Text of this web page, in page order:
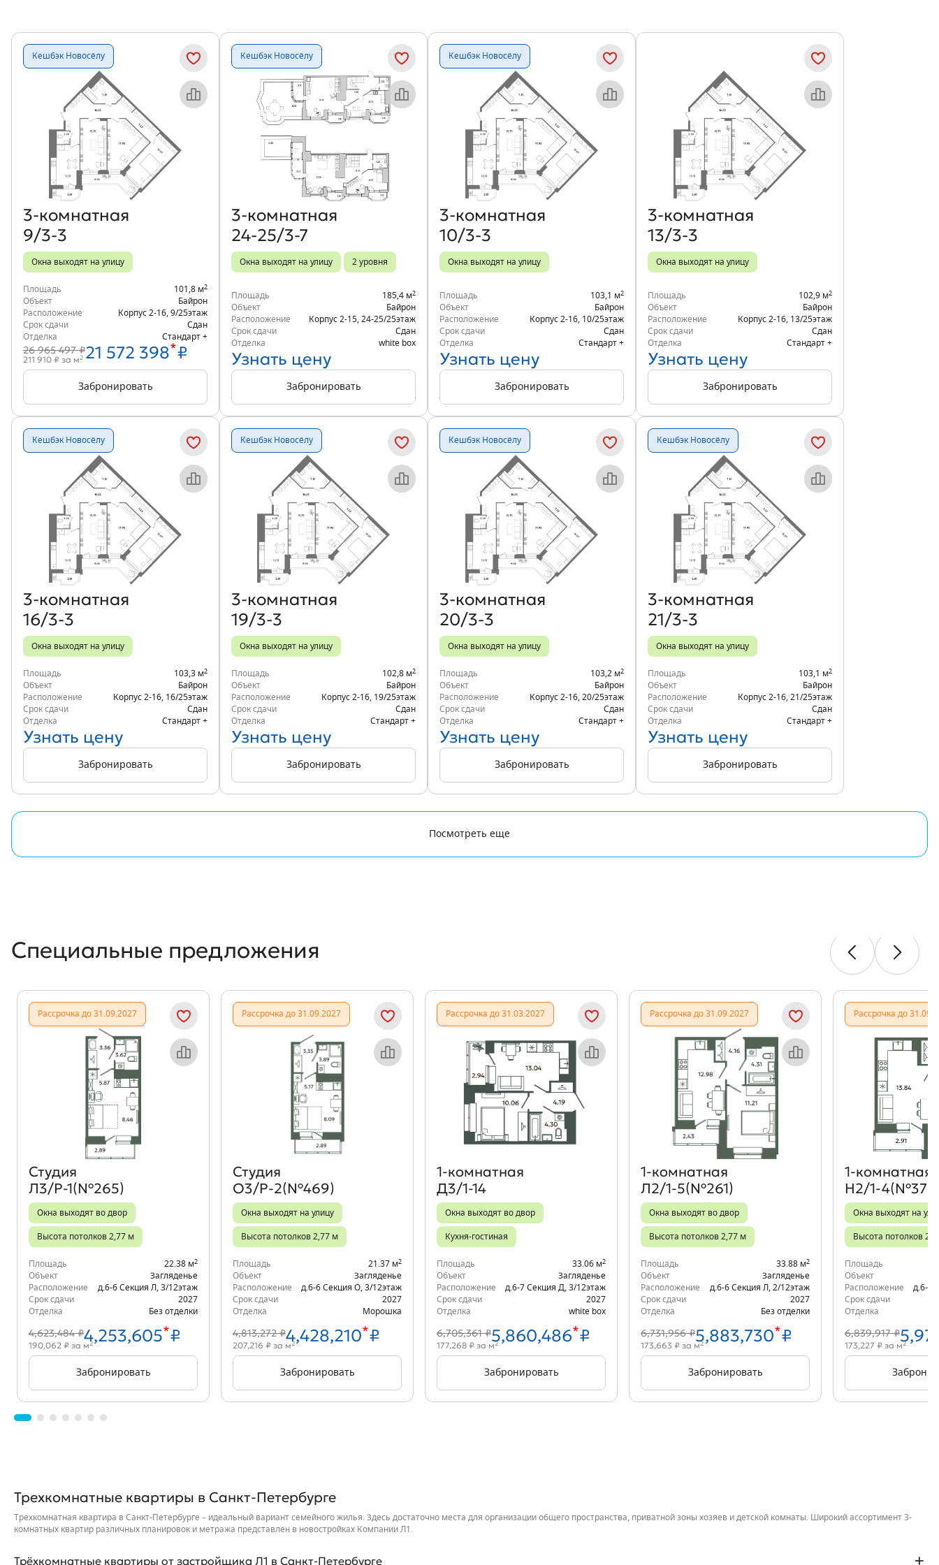
Кешбэк Новосёлу
Объект месяца
3‑комнатная
9/3-3
Окна выходят на улицу
Площадь 101,8 м2
Объект
Байрон
Расположение
Корпус 2-16 9/25этаж
Срок сдачи
Сдан
Отделка
Стандарт +
26 965 497 ₽21 572 398*₽
211 910 ₽ за м2
Забронировать
Кешбэк Новосёлу
3‑комнатная
24-25/3-7
Окна выходят на улицу 2 уровня
Площадь 185,4 м2
Объект
Байрон
Расположение
Корпус 2-15 24-25/25этаж
Срок сдачи
Сдан
Отделка
white box
Узнать цену
Забронировать
Кешбэк Новосёлу
Объект месяца
3‑комнатная
10/3-3
Окна выходят на улицу
Площадь 103,1 м2
Объект
Байрон
Расположение
Корпус 2-16 10/25этаж
Срок сдачи
Сдан
Отделка
Стандарт +
Узнать цену
Забронировать
Объект месяца
3‑комнатная
13/3-3
Окна выходят на улицу
Площадь 102,9 м2
Объект
Байрон
Расположение
Корпус 2-16 13/25этаж
Срок сдачи
Сдан
Отделка
Стандарт +
Узнать цену
Забронировать
Кешбэк Новосёлу
Объект месяца
3‑комнатная
16/3-3
Окна выходят на улицу
Площадь 103,3 м2
Объект
Байрон
Расположение
Корпус 2-16 16/25этаж
Срок сдачи
Сдан
Отделка
Стандарт +
Узнать цену
Забронировать
Кешбэк Новосёлу
Объект месяца
3‑комнатная
19/3-3
Окна выходят на улицу
Площадь 102,8 м2
Объект
Байрон
Расположение
Корпус 2-16 19/25этаж
Срок сдачи
Сдан
Отделка
Стандарт +
Узнать цену
Забронировать
Кешбэк Новосёлу
Объект месяца
3‑комнатная
20/3-3
Окна выходят на улицу
Площадь 103,2 м2
Объект
Байрон
Расположение
Корпус 2-16 20/25этаж
Срок сдачи
Сдан
Отделка
Стандарт +
Узнать цену
Забронировать
Кешбэк Новосёлу
Объект месяца
3‑комнатная
21/3-3
Окна выходят на улицу
Площадь 103,1 м2
Объект
Байрон
Расположение
Корпус 2-16 21/25этаж
Срок сдачи
Сдан
Отделка
Стандарт +
Узнать цену
Забронировать
Посмотреть еще
Специальные предложения
Рассрочка до 31.09.2027
Объект месяца
Студия
Л3/Р-1(№265)
Окна выходят во двор
Высота потолков 2,77 м
Площадь 22.38 м2
Объект
Загляденье
Расположение
д.6-6 Секция Л 3/12этаж
Срок сдачи
2027
Отделка
Без отделки
4,623,484 ₽4,253,605*₽
190,062 ₽ за м2
Забронировать
Рассрочка до 31.09.2027
Объект месяца
Студия
О3/Р-2(№469)
Окна выходят на улицу
Высота потолков 2,77 м
Площадь 21.37 м2
Объект
Загляденье
Расположение
д.6-6 Секция О 3/12этаж
Срок сдачи
2027
Отделка
Морошка
4,813,272 ₽4,428,210*₽
207,216 ₽ за м2
Забронировать
Рассрочка до 31.03.2027
Объект месяца
1‑комнатная
Д3/1-14
Окна выходят во двор
Кухня-гостиная
Площадь 33.06 м2
Объект
Загляденье
Расположение
д.6-7 Секция Д 3/12этаж
Срок сдачи
2027
Отделка
white box
6,705,361 ₽5,860,486*₽
177,268 ₽ за м2
Забронировать
Рассрочка до 31.09.2027
Объект месяца
1‑комнатная
Л2/1-5(№261)
Окна выходят во двор
Высота потолков 2,77 м
Площадь 33.88 м2
Объект
Загляденье
Расположение
д.6-6 Секция Л 2/12этаж
Срок сдачи
2027
Отделка
Без отделки
6,731,956 ₽5,883,730*₽
173,663 ₽ за м2
Забронировать
Рассрочка до
1‑комнатная
Н2/1-
Окна выходят на
Высота потолков
Площадь
Объект
Расположение
д.6-6
Срок сдачи
Отделка
6,839,917 ₽
173,227 ₽ за м2
Трехкомнатные квартиры в Санкт-Петербурге
Трехкомнатная квартира в Санкт-Петербурге – идеальный вариант семейного жилья. Здесь достаточно места для организации общего пространства, приватной зоны хозяев и детской комнаты. Широкий ассортимент 3-
комнатных квартир различных планировок и метража представлен в новостройках Компании Л1.
Трёхкомнатные квартиры от застройщика Л1 в Санкт-Петербурге